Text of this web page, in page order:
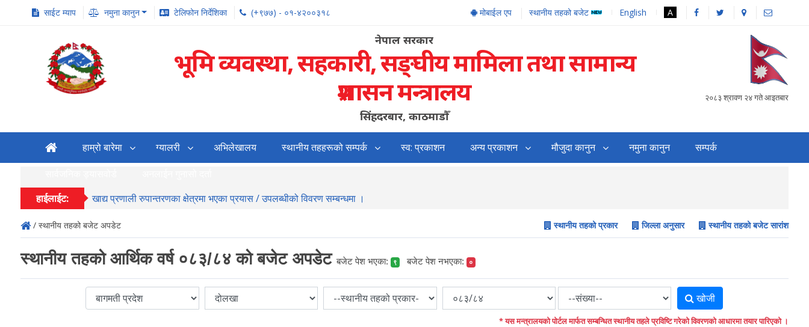
साईट म्याप नमुना कानुन टेलिफोन निर्देशिका (+९७७) - ०१-४२००३१८ मोबाईल एप स्थानीय तहको बजेट English A
नेपाल सरकार
भूमि व्यवस्था, सहकारी, सङ्‍घीय मामिला तथा सामान्य
प्रशासन मन्त्रालय
सिंहदरबार, काठमाडौँ
२०८३ श्रावण २४ गते आइतबार
हाम्रो बारेमा ग्यालरी अभिलेखालय स्थानीय तहहरूको सम्पर्क स्व: प्रकाशन अन्य प्रकाशन मौजुदा कानुन नमुना कानुन सम्पर्क
हाईलाईट: खाद्य प्रणाली रुपान्तरणका क्षेत्रमा भएका प्रयास / उपलब्धीको विवरण सम्बन्धमा ।
/ स्थानीय तहको बजेट अपडेट स्थानीय तहको बजेट सारांश
जिल्ला अनुसार
स्थानीय तहको प्रकार
स्थानीय तहको आर्थिक वर्ष ०८३/८४ को बजेट अपडेटबजेट पेश भएका: ९ बजेट पेश नभएका: ०
खोजी
* यस मन्त्रालयको पोर्टल मार्फत सम्बन्धित स्थानीय तहले प्रविष्टि गरेको विवरणको आधारमा तयार पारिएको ।